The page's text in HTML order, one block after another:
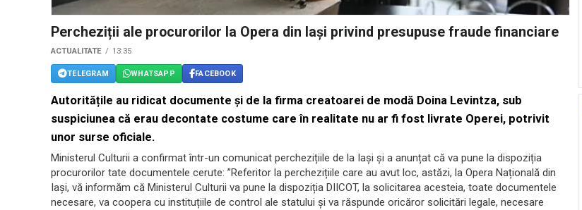
Percheziții ale procurorilor la Opera din Iași privind presupuse fraude financiare
ACTUALITATE 13:35
TELEGRAM WHATSAPP FACEBOOK
Autoritățile au ridicat documente și de la firma creatoarei de modă Doina Levintza, sub
suspiciunea că erau decontate costume care în realitate nu ar fi fost livrate Operei, potrivit
unor surse oficiale.
Ministerul Culturii a confirmat într-un comunicat perchezițiile de la Iași și a anunțat că va pune la dispoziția
procurorilor tate documentele cerute: ”Referitor la perchezițiile care au avut loc, astăzi, la Opera Națională din
Iași, vă informăm că Ministerul Culturii va pune la dispoziția DIICOT, la solicitarea acesteia, toate documentele
necesare, va coopera cu instituțiile de control ale statului și va răspunde oricăror solicitări legale, necesare